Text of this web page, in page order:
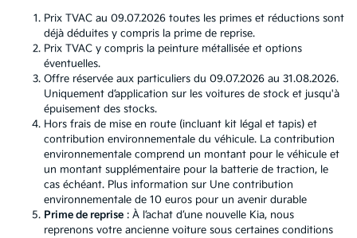
Prix TVAC au 09.07.2026 toutes les primes et réductions sont
déjà déduites y compris la prime de reprise.
Prix TVAC y compris la peinture métallisée et options
éventuelles.
Offre réservée aux particuliers du 09.07.2026 au 31.08.2026.
Uniquement d’application sur les voitures de stock et jusqu'à
épuisement des stocks.
Hors frais de mise en route (incluant kit légal et tapis) et
contribution environnementale du véhicule. La contribution
environnementale comprend un montant pour le véhicule et
un montant supplémentaire pour la batterie de traction, le
cas échéant. Plus information sur Une contribution
environnementale de 10 euros pour un avenir durable
Prime de reprise : À l’achat d’une nouvelle Kia, nous
reprenons votre ancienne voiture sous certaines conditions